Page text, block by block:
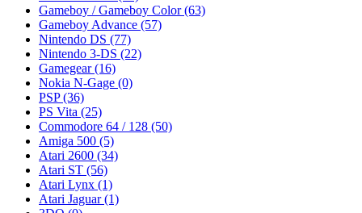
Gameboy / Gameboy Color(63)
Gameboy Advance (57)
Nintendo DS (77)
Nintendo 3-DS (22)
Gamegear(16)
Nokia N-Gage (0)
PSP(36)
PS Vita (25)
Commodore 64 / 128 (50)
Amiga 500 (5)
Atari 2600 (34)
Atari ST (56)
Atari Lynx (1)
Atari Jaguar(1)